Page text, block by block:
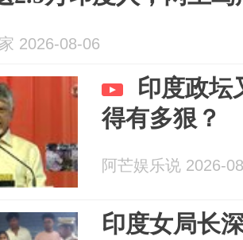
2026-08-06
印度政坛
得有多狠？
阿芒娱乐说 2026-
印度女局长